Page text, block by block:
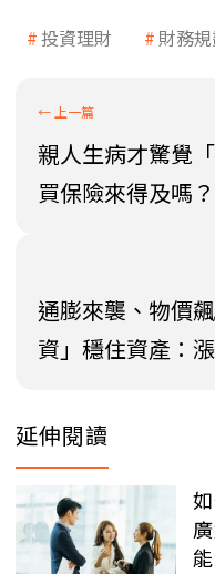
投資理財 財務
親人生病才驚覺
買保險來得及嗎
通膨來襲、物價
資」穩住資產：
延伸閱讀